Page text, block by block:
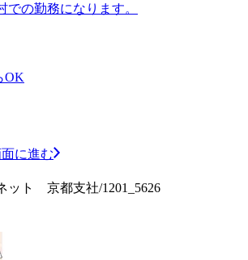
での勤務になります。
OK
に進む
ット 京都支社/1201_5626